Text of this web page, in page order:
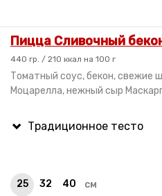
Пицца Сливочный
440 гр. / 210 ккал на 100 г
Томатный соус, бекон, свежие
Моцарелла, нежный сыр
25 32 40 см